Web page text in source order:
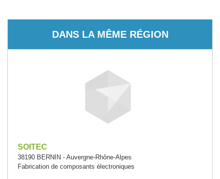
DANS LA MÊME RÉGION
SOITEC
38190 BERNIN - Auvergne-Rhône-Alpes
Fabrication de composants électroniques